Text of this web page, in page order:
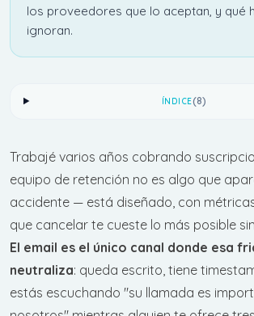
los proveedores que lo aceptan, y qué
ignoran.
ÍNDICE(8)
Trabajé varios años cobrando
equipo de retención no es algo que
accidente — está diseñado, con
que cancelar te cueste lo más posible
El email es el único canal donde esa
neutraliza: queda escrito, tiene
estás escuchando "su llamada es